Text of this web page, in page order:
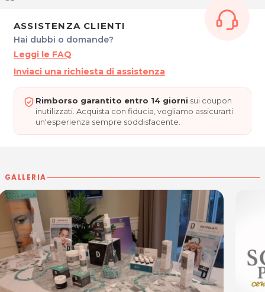
Per ulteriori informazioni sull'offerta o sulle modalit‡ di
acquisto scrivi aposta@espevia.it
ASSISTENZA CLIENTI
Hai dubbi o domande?
Leggi le FAQ
Inviaci una richiesta di assistenza
Rimborso garantito entro 14 giorni sui coupon
inutilizzati. Acquista con fiducia, vogliamo assicurarti
un'esperienza sempre soddisfacente.
GALLERIA